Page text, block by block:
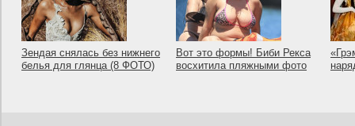
Зендая снялась без нижнего
белья для глянца (8 ФОТО)
Вот это формы! Биби Рекса
восхитила пляжными фото